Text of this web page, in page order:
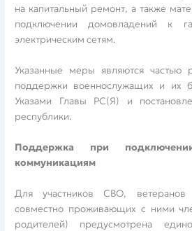
на капитальный ремонт, а также
подключении домовладений к
электрическим сетям.
Указанные меры являются частью
поддержки военнослужащих и их
Указами Главы РС(Я) и
республики.
Поддержка при
коммуникациям
Для участников СВО,
совместно проживающих с ними
родителей) предусмотрена